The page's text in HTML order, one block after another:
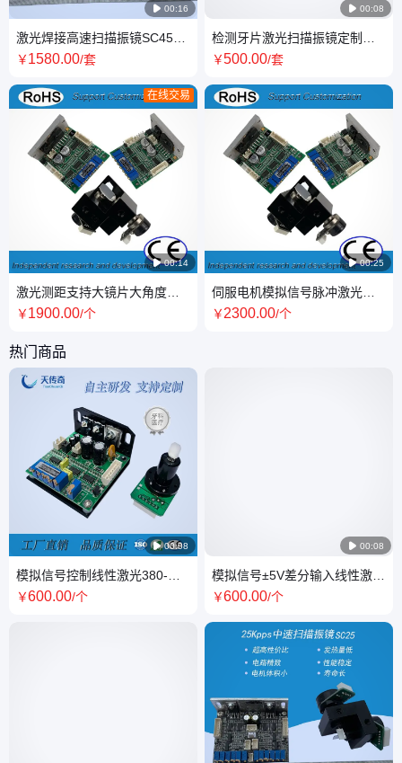
 00:16
激光焊接高速扫描振镜SC45_
天传奇支持客供定制
￥1580.00/套
 00:14
在线交易
激光测距支持大镜片大角度高
速扫描振镜SC50840_天传奇
￥1900.00/个
 00:08
检测牙片激光扫描振镜定制加
工_工作温度|0_50℃
￥500.00/套
 00:25
伺服电机模拟信号脉冲激光高
速打标 扫描 雕刻振镜SC50MD
￥2300.00/个
热门商品
 00:08
模拟信号控制线性激光380-
700nm波段扫描振镜SC30FS
￥600.00/个
 00:08
模拟信号±5V差分输入线性激光
扫描振镜SC30FS
￥600.00/个